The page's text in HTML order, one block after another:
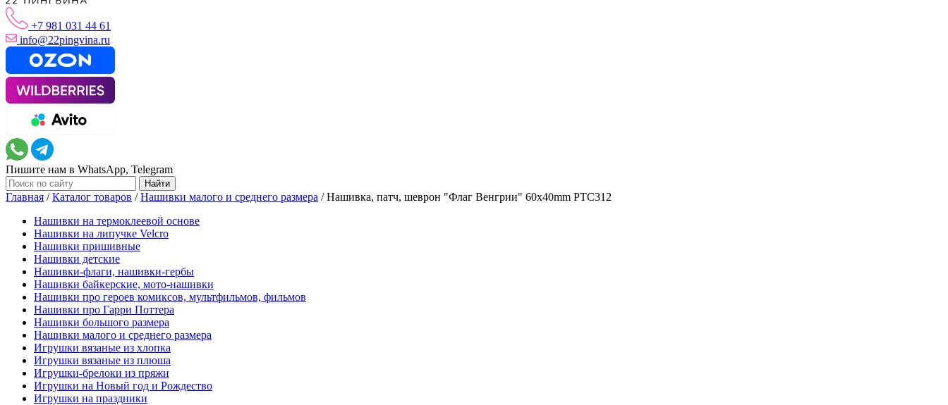
+7 981 031 44 61
info@22pingvina.ru
Пишите нам в WhatsApp, Telegram
Главная /Каталог товаров /Нашивки малого и среднего размера /Нашивка, патч, шеврон "Флаг Венгрии" 60x40mm PTC312
Нашивки на термоклеевой основе
Нашивки на липучке Velcro
Нашивки пришивные
Нашивки детские
Нашивки-флаги, нашивки-гербы
Нашивки байкерские, мото-нашивки
Нашивки про героев комиксов, мультфильмов, фильмов
Нашивки про Гарри Поттера
Нашивки большого размера
Нашивки малого и среднего размера
Игрушки вязаные из хлопка
Игрушки вязаные из плюша
Игрушки-брелоки из пряжи
Игрушки на Новый год и Рождество
Игрушки на праздники